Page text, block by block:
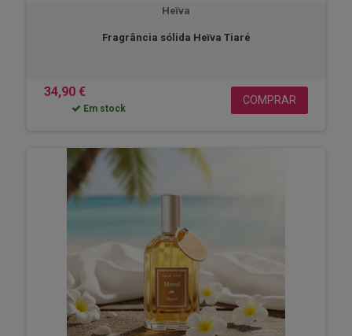
Heïva
Fragrância sólida Heïva Tiaré
34,90 €
Em stock
COMPRAR